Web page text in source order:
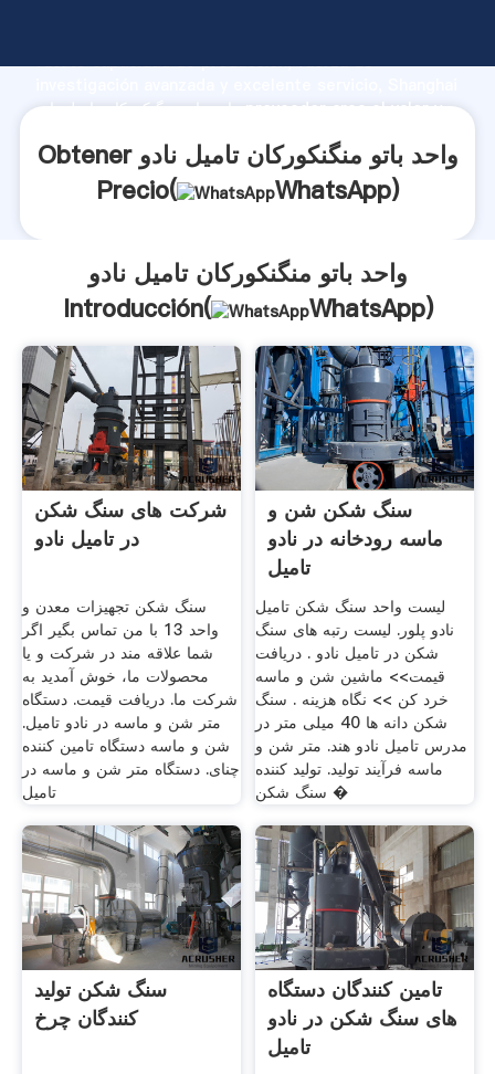
fuerte capacidad de producción, fuerza de
واحد باتو منگنکورکان تامیل نادو proveedor crea el valor y
Obtener واحد باتو منگنکورکان تامیل نادو
Precio(
WhatsApp)
واحد باتو منگنکورکان تامیل نادو
Introducción(
WhatsApp)
شرکت های سنگ شکن
در تامیل نادو
سنگ شکن تجهیزات معدن و
واحد 13 با من تماس بگیر اگر
شما علاقه مند در شرکت و یا
محصولات ما، خوش آمدید به
شرکت ما. دریافت قیمت. دستگاه
متر شن و ماسه در نادو تامیل.
شن و ماسه دستگاه تامین کننده
چنای. دستگاه متر شن و ماسه در
تامیل
سنگ شکن شن و
ماسه رودخانه در نادو
تامیل
لیست واحد سنگ شکن تامیل
نادو پلور. لیست رتبه های سنگ
شکن در تامیل نادو . دریافت
قیمت>> ماشین شن و ماسه
خرد کن >> نگاه هزینه . سنگ
شکن دانه ها 40 میلی متر در
مدرس تامیل نادو هند. متر شن و
ماسه فرآیند تولید. تولید کننده
سنگ شکن �
سنگ شکن تولید
کنندگان چرخ
تامین کنندگان دستگاه
های سنگ شکن در نادو
تامیل